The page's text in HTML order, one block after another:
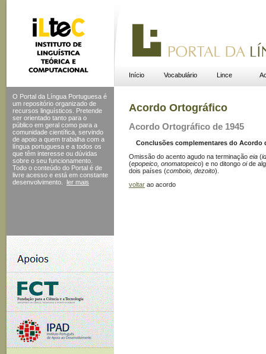
Início Vocabulário Lince
O Portal da Língua Portuguesa é
um repositório organizado de
recursos linguísticos. Pretende
ser orientado tanto para o
público em geral como para a
comunidade científica, servindo
de apoio a quem trabalha com a
língua portuguesa e a todos os
que têm interesse ou dúvidas
sobre o seu funcionamento.
Todo o conteúdo do Portal é de
livre acesso e está em constante
desenvolvimento.
ler mais
Acordo Ortográfico
Acordo Ortográfico de 1945
Conclusões complementares do Acordo
Omissão do acento agudo na terminação eia (
(epopeico, onomatopeico) e no ditongo oide
dois países (comboio, dezoito).
voltar ao acordo